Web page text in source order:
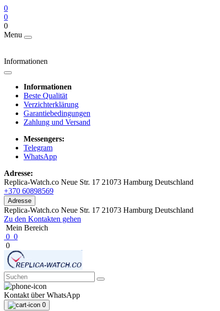
0
0
0
Menu
Informationen
Informationen
Beste Qualität
Verzichterklärung
Garantiebedingungen
Zahlung und Versand
Messengers:
Telegram
WhatsApp
Adresse:
Replica-Watch.co Neue Str. 17 21073 Hamburg Deutschland
+370 60898569
Adresse
Replica-Watch.co Neue Str. 17 21073 Hamburg Deutschland
Zu den Kontakten gehen
Mein Bereich
0 0
0
Kontakt über WhatsApp
0